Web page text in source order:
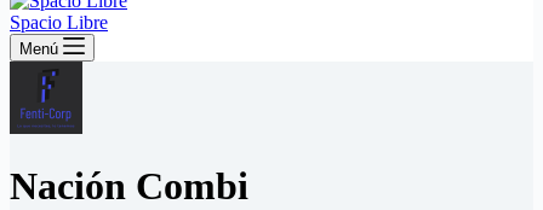
Spacio Libre
Menú
Nación Combi